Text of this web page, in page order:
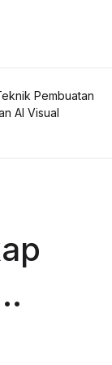
Pembuatan
AI Visual